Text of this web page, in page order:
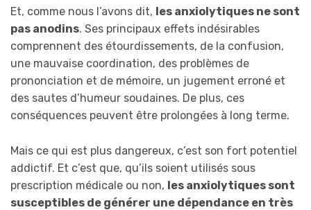
Et, comme nous l’avons dit, les anxiolytiques ne sont
pas anodins. Ses principaux effets indésirables
comprennent des étourdissements, de la confusion,
une mauvaise coordination, des problèmes de
prononciation et de mémoire, un jugement erroné et
des sautes d’humeur soudaines. De plus, ces
conséquences peuvent être prolongées à long terme.
Mais ce qui est plus dangereux, c’est son fort potentiel
addictif. Et c’est que, qu’ils soient utilisés sous
prescription médicale ou non, les anxiolytiques sont
susceptibles de générer une dépendance en très